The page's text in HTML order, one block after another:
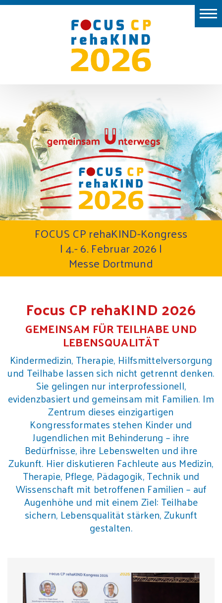
Aussteller
Ort
Programm
Preise
Kongresspräsidium
2026
FOCUS CP rehaKIND-Kongress
| 4.- 6. Februar 2026 |
Messe Dortmund
Focus CP rehaKIND 2026
GEMEINSAM FÜR TEILHABE UND
LEBENSQUALITÄT
Kindermedizin, Therapie, Hilfsmittelversorgung
und Teilhabe lassen sich nicht getrennt denken.
Sie gelingen nur interprofessionell,
evidenzbasiert und gemeinsam mit Familien. Im
Zentrum dieses einzigartigen
Kongressformates stehen Kinder und
Jugendlichen mit Behinderung – ihre
Bedürfnisse, ihre Lebenswelten und ihre
Zukunft. Hier diskutieren Fachleute aus Medizin,
Therapie, Pflege, Pädagogik, Technik und
Wissenschaft mit betroffenen Familien – auf
Augenhöhe und mit einem Ziel: Teilhabe
sichern, Lebensqualität stärken, Zukunft
gestalten.